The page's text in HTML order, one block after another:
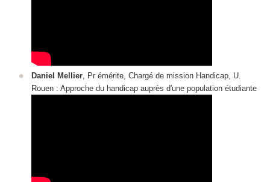
Daniel Mellier, Pr émérite, Chargé de mission Handicap, U.
Rouen : Approche du handicap auprès d'une population étudiante